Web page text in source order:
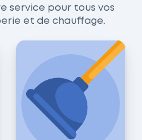
service pour tous vos
et de chauffage.